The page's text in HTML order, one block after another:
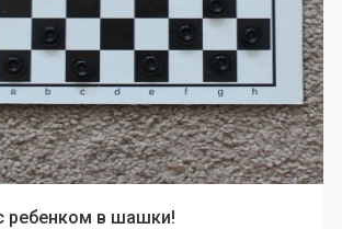
ребенком в шашки!